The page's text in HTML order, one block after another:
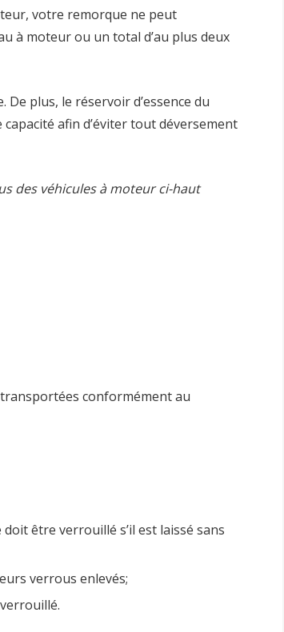
votre remorque ne peut
à moteur ou un total d’au plus deux
plus, le réservoir d’essence du
afin d’éviter tout déversement
des véhicules à moteur ci-haut
conformément au
être verrouillé s’il est laissé sans
verrous enlevés;